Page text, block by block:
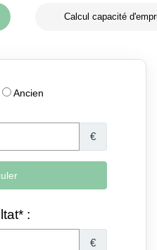
Calcul capacité